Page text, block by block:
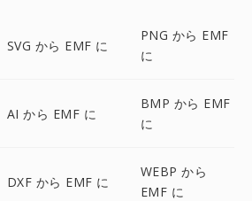
SVG から EMF に
PNG から EMF
に
AI から EMF に
BMP から EMF
に
DXF から EMF に
WEBP から
EMF に